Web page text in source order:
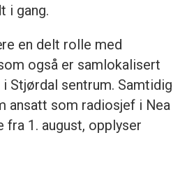
i gang.
en delt rolle med
også er samlokalisert
Stjørdal sentrum. Samtidig
ansatt som radiosjef i Nea
fra 1. august, opplyser